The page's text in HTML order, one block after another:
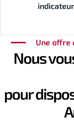
Une offre
Nous
pour